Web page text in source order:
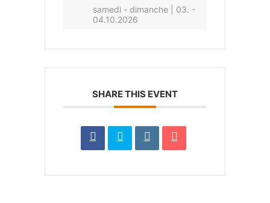
samedi - dimanche | 03. -
04.10.2026
SHARE THIS EVENT